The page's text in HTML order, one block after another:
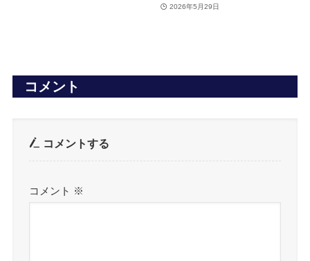
2026年5月29日
コメント
コメントする
コメント ※